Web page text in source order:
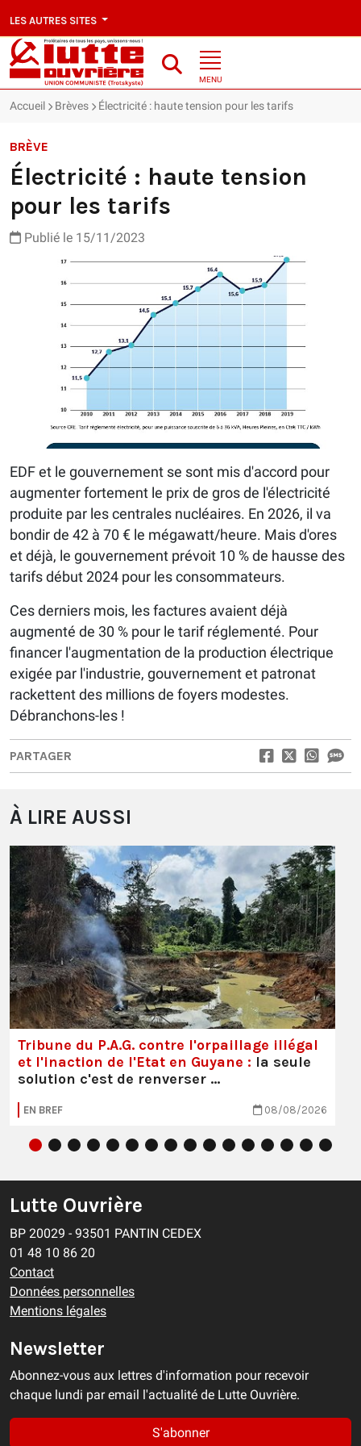
LES AUTRES SITES
MENU
Accueil Brèves Électricité : haute tension pour les tarifs
BRÈVE
Électricité : haute tension
pour les tarifs
Publié le 15/11/2023
EDF et le gouvernement se sont mis d'accord pour
augmenter fortement le prix de gros de l'électricité
produite par les centrales nucléaires. En 2026, il va
bondir de 42 à 70 € le mégawatt/heure. Mais d'ores
et déjà, le gouvernement prévoit 10 % de hausse des
tarifs début 2024 pour les consommateurs.
Ces derniers mois, les factures avaient déjà
augmenté de 30 % pour le tarif réglementé. Pour
financer l'augmentation de la production électrique
exigée par l'industrie, gouvernement et patronat
rackettent des millions de foyers modestes.
Débranchons-les !
PARTAGER
À LIRE AUSSI
Tribune du P.A.G. contre l'orpaillage illégal
et l'inaction de l'Etat en Guyane : la seule
solution c'est de renverser …
EN BREF 08/08/2026
Lutte Ouvrière
BP 20029 - 93501 PANTIN CEDEX
01 48 10 86 20
Contact
Données personnelles
Mentions légales
Newsletter
Abonnez-vous aux lettres d'information pour recevoir
chaque lundi par email l'actualité de Lutte Ouvrière.
S'abonner